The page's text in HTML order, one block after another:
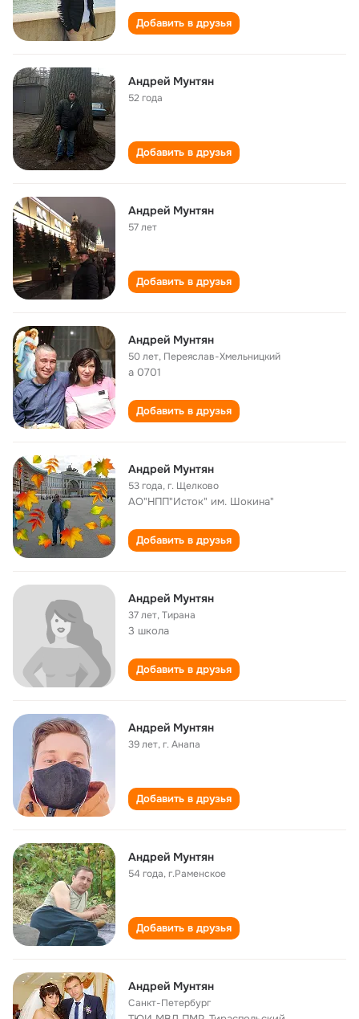
Добавить в друзья
Андрей Мунтян
52 года
Добавить в друзья
Андрей Мунтян
57 лет
Добавить в друзья
Андрей Мунтян
50 лет, Переяслав-Хмельницкий
а 0701
Добавить в друзья
Андрей Мунтян
53 года,г. Щелково
АО"НПП"Исток" им. Шокина"
Добавить в друзья
Андрей Мунтян
37 лет,Тирана
3 школа
Добавить в друзья
Андрей Мунтян
39 лет,г. Анапа
Добавить в друзья
Андрей Мунтян
54 года,г.Раменское
Добавить в друзья
Андрей Мунтян
Санкт-Петербург